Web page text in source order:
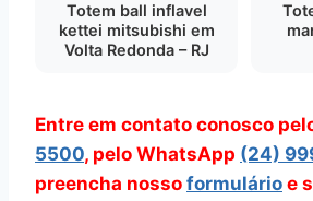
Totem ball inflavel
kettei mitsubishi em
Volta Redonda – RJ
Entre em contato conosco
5500, pelo WhatsApp (24)
preencha nosso formulário e